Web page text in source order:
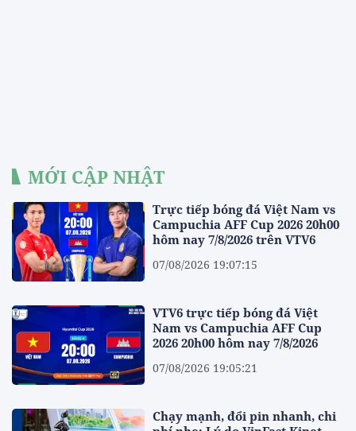
MỚI CẬP NHẬT
Trực tiếp bóng đá Việt Nam vs
Campuchia AFF Cup 2026 20h00
hôm nay 7/8/2026 trên VTV6
07/08/2026 19:07:15
VTV6 trực tiếp bóng đá Việt
Nam vs Campuchia AFF Cup
2026 20h00 hôm nay 7/8/2026
07/08/2026 19:05:21
Chạy mạnh, đổi pin nhanh, chi